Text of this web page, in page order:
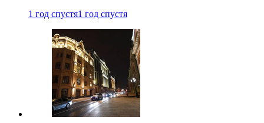
1 год спустя1 год спустя